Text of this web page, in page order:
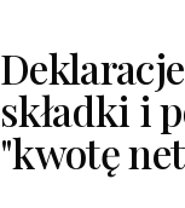
składki i
"kwotę